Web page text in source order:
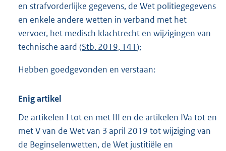
en strafvorderlijke gegevens, de Wet politiegegevens
en enkele andere wetten in verband met het
vervoer, het medisch klachtrecht en wijzigingen van
technische aard (Stb. 2019, 141);
Hebben goedgevonden en verstaan:
Enig artikel
De artikelen I tot en met III en de artikelen IVa tot en
met V van de Wet van 3 april 2019 tot wijziging van
de Beginselenwetten, de Wet justitiële en